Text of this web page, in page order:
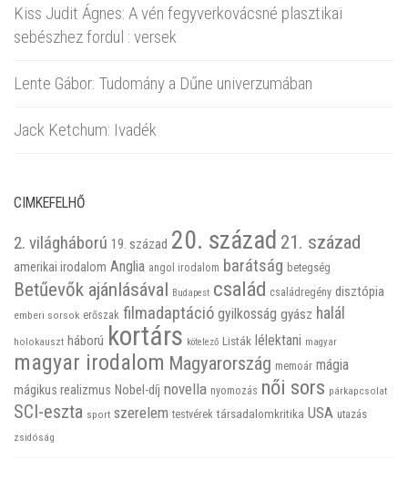
Kiss Judit Ágnes: A vén fegyverkovácsné plasztikai
sebészhez fordul : versek
Lente Gábor: Tudomány a Dűne univerzumában
Jack Ketchum: Ivadék
CIMKEFELHŐ
2. világháború 19. század 20. század 21. század
amerikai irodalom Anglia angol irodalom barátság betegség
Betűevők ajánlásával Budapest család családregény disztópia
emberi sorsok erőszak filmadaptáció gyilkosság gyász halál
holokauszt háború kortárs kötelező Listák lélektani magyar
magyar irodalom Magyarország memoár mágia
mágikus realizmus Nobel-díj novella nyomozás női sors párkapcsolat
SCI-eszta sport szerelem testvérek társadalomkritika USA utazás
zsidóság